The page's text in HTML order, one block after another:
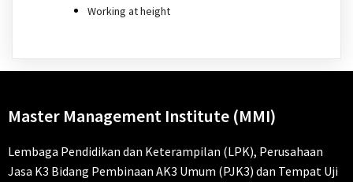
Working at height
Master Management Institute (MMI)
Lembaga Pendidikan dan Keterampilan (LPK), Perusahaan
Jasa K3 Bidang Pembinaan AK3 Umum (PJK3) dan Tempat Uji